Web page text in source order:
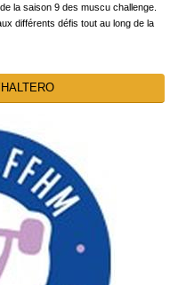
la saison 9 des muscu challenge.
différents défis tout au long de la